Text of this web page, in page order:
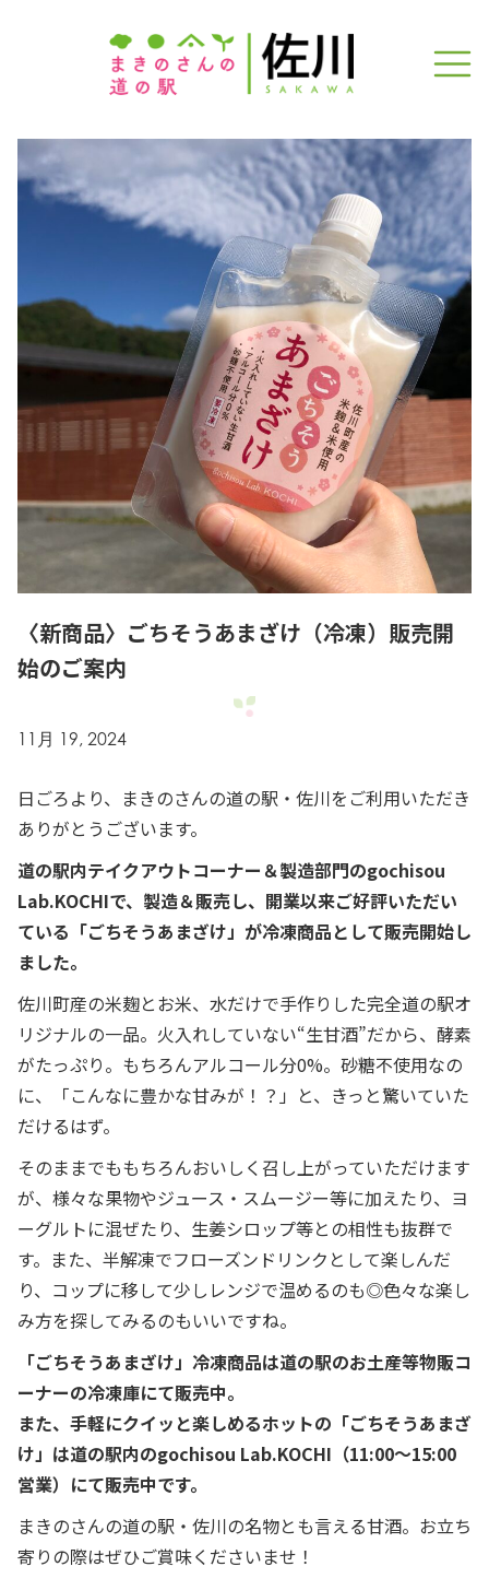
〈新商品〉ごちそうあまざけ（冷凍）販売開
始のご案内
11月 19, 2024
日ごろより、まきのさんの道の駅・佐川をご利用いただき
ありがとうございます。
道の駅内テイクアウトコーナー＆製造部門のgochisou
Lab.KOCHIで、製造＆販売し、開業以来ご好評いただい
ている「ごちそうあまざけ」が冷凍商品として販売開始し
ました。
佐川町産の米麹とお米、水だけで手作りした完全道の駅オ
リジナルの一品。火入れしていない“生甘酒”だから、酵素
がたっぷり。もちろんアルコール分0%。砂糖不使用なの
に、「こんなに豊かな甘みが！？」と、きっと驚いていた
だけるはず。
そのままでももちろんおいしく召し上がっていただけます
が、様々な果物やジュース・スムージー等に加えたり、ヨ
ーグルトに混ぜたり、生姜シロップ等との相性も抜群で
す。また、半解凍でフローズンドリンクとして楽しんだ
り、コップに移して少しレンジで温めるのも◎色々な楽し
み方を探してみるのもいいですね。
「ごちそうあまざけ」冷凍商品は道の駅のお土産等物販コ
ーナーの冷凍庫にて販売中。
また、手軽にクイッと楽しめるホットの「ごちそうあまざ
け」は道の駅内のgochisou Lab.KOCHI（11:00〜15:00
営業）にて販売中です。
まきのさんの道の駅・佐川の名物とも言える甘酒。お立ち
寄りの際はぜひご賞味くださいませ！